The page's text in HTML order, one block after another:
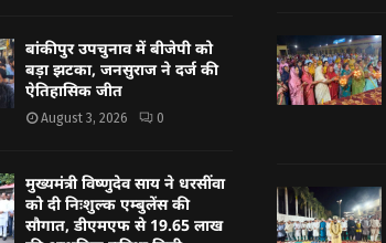
बांकीपुर उपचुनाव में बीजेपी को
बड़ा झटका, जनसुराज ने दर्ज की
ऐतिहासिक जीत
August 3, 2026 0
मुख्यमंत्री विष्णुदेव साय ने धरसींवा
को दी निःशुल्क एम्बुलेंस की
सौगात, डीएमएफ से 19.65 लाख